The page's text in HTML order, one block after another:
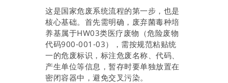
这是国家危废系统流程的第一步，也是
核心基础。首先需明确，废弃菌毒种培
养基属于HW03类医疗废物（危险废物
代码900-001-03），需按规范粘贴统
一的危废标识，标注危废名称、代码、
产生单位等信息，暂存时要单独放置在
密闭容器中，避免交叉污染。